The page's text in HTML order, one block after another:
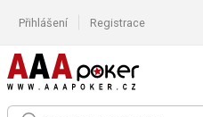
Přihlášení Registrace